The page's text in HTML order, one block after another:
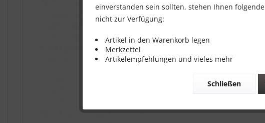
einverstanden sein sollten, stehen Ihnen
nicht zur Verfügung:
Artikel in den Warenkorb legen
Merkzettel
Artikelempfehlungen und vieles mehr
Schließen